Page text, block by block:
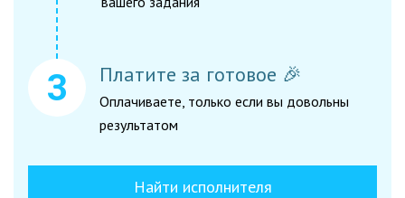
Платите за готовое 🎉
Оплачиваете, только если вы довольны
результатом
Найти исполнителя